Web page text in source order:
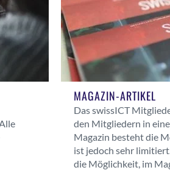
MAGAZIN-ARTIKEL
Das swissICT
den Mitgliedern in
Magazin besteht die
ist jedoch sehr
die Möglichkeit, im